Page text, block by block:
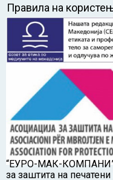
Правила на
“ЕУРО-МАК-КОМПАНИ”
за заштита на